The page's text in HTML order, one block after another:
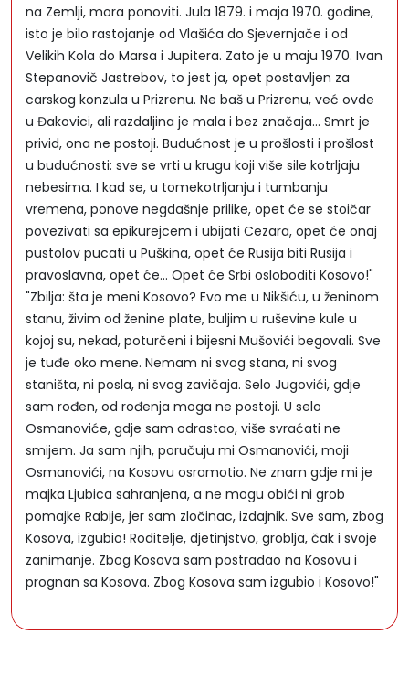
na Zemlji, mora ponoviti. Jula 1879. i maja 1970. godine,
isto je bilo rastojanje od Vlašića do Sjevernjače i od
Velikih Kola do Marsa i Jupitera. Zato je u maju 1970. Ivan
Stepanovič Jastrebov, to jest ja, opet postavljen za
carskog konzula u Prizrenu. Ne baš u Prizrenu, već ovde
u Đakovici, ali razdaljina je mala i bez značaja... Smrt je
privid, ona ne postoji. Budućnost je u prošlosti i prošlost
u budućnosti: sve se vrti u krugu koji više sile kotrljaju
nebesima. I kad se, u tomekotrljanju i tumbanju
vremena, ponove negdašnje prilike, opet će se stoičar
povezivati sa epikurejcem i ubijati Cezara, opet će onaj
pustolov pucati u Puškina, opet će Rusija biti Rusija i
pravoslavna, opet će... Opet će Srbi osloboditi Kosovo!"
"Zbilja: šta je meni Kosovo? Evo me u Nikšiću, u ženinom
stanu, živim od ženine plate, buljim u ruševine kule u
kojoj su, nekad, poturčeni i bijesni Mušovići begovali. Sve
je tuđe oko mene. Nemam ni svog stana, ni svog
staništa, ni posla, ni svog zavičaja. Selo Jugovići, gdje
sam rođen, od rođenja moga ne postoji. U selo
Osmanoviće, gdje sam odrastao, više svraćati ne
smijem. Ja sam njih, poručuju mi Osmanovići, moji
Osmanovići, na Kosovu osramotio. Ne znam gdje mi je
majka Ljubica sahranjena, a ne mogu obići ni grob
pomajke Rabije, jer sam zločinac, izdajnik. Sve sam, zbog
Kosova, izgubio! Roditelje, djetinjstvo, groblja, čak i svoje
zanimanje. Zbog Kosova sam postradao na Kosovu i
prognan sa Kosova. Zbog Kosova sam izgubio i Kosovo!"